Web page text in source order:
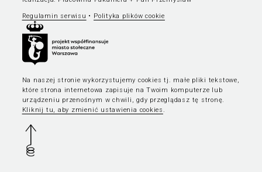
Regulamin serwisu • Polityka plików cookie
Na naszej stronie wykorzystujemy cookies tj. małe pliki tekstowe,
które strona internetowa zapisuje na Twoim komputerze lub
urządzeniu przenośnym w chwili, gdy przeglądasz tę stronę.
Kliknij tu, aby zmienić ustawienia cookies.